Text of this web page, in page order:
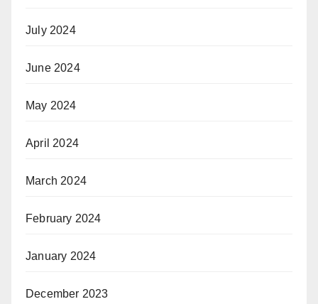
July 2024
June 2024
May 2024
April 2024
March 2024
February 2024
January 2024
December 2023